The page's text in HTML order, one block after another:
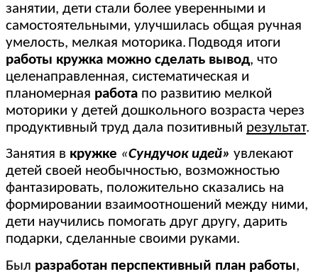
занятии, дети стали более уверенными и
самостоятельными, улучшилась общая ручная
умелость, мелкая моторика. Подводя итоги
работы кружка можно сделать вывод, что
целенаправленная, систематическая и
планомерная работа по развитию мелкой
моторики у детей дошкольного возраста через
продуктивный труд дала позитивный результат.
Занятия в кружке «Сундучок идей» увлекают
детей своей необычностью, возможностью
фантазировать, положительно сказались на
формировании взаимоотношений между ними,
дети научились помогать друг другу, дарить
подарки, сделанные своими руками.
Был разработан перспективный план работы,